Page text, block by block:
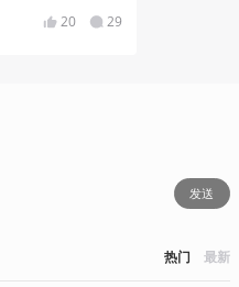
20 29
发送
热门 最新